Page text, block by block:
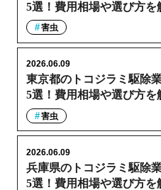
5選！費用相場や選び方を
害虫
東京都のトコジラミ駆除
5選！費用相場や選び方を
2026.06.09
害虫
兵庫県のトコジラミ駆除
5選！費用相場や選び方を
2026.06.09